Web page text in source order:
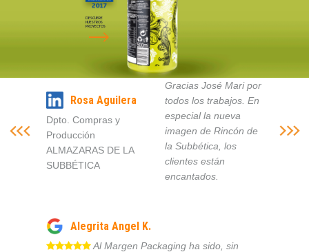
DESCUBRE
NUESTROS
PROYECTOS
Rosa Aguilera
Dpto. Compras y
Producción
ALMAZARAS DE LA
SUBBÉTICA
Gracias José Mari por
todos los trabajos. En
especial la nueva
imagen de Rincón de
la Subbética, los
clientes están
encantados.
Alegrita Angel K.
Al Margen Packaging ha sido, sin